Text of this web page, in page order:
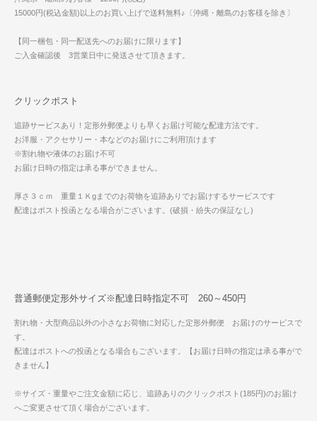
15000円(税込金額)以上のお買い上げで送料無料♪〔沖縄・離島のお客様を除き〕
【同一梱包・同一配送先へのお届けに限ります】
ご入金確認後 3営業日中に発送させて頂きます。
クリックポスト
追跡サービスあり！定形外郵便よりも早くお届け可能な配達方法です。
お洋服・アクセサリー・本などのお届けにご利用頂けます
※割れ物や液体のお届け不可
お届け日時の指定は承る事ができません。
厚さ３ｃｍ 重量１Ｋgまでのお荷物を追跡ありでお届けするサービスです
配達はポスト投函となる場合がございます。(破損・紛失の保証なし)
普通郵便定形外サイズ※配達日時指定不可 260～450円
割れ物・大型商品以外の小さなお荷物に対応した定形外郵便 お届けのサービスで
す。
配達はポストへの投函となる場合もございます。【お届け日時の指定は承る事がで
きません】
※サイズ・重量やご注文金額に応じ、追跡ありのクリックポスト(185円)のお届け
へご変更させて頂く場合がございます。